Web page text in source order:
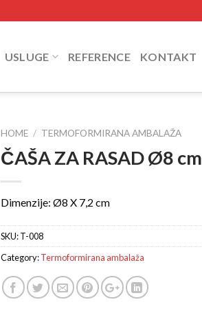
USLUGE REFERENCE KONTAKT
HOME / TERMOFORMIRANA AMBALAŽA
ČAŠA ZA RASAD Ø8 cm
Dimenzije: Ø8 X 7,2 cm
SKU:T-008
Category:Termoformirana ambalaža